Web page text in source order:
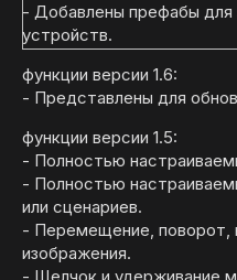
- Добавлены префабы для
устройств.
функции версии 1.6:
- Представлены для
функции версии 1.5:
- Полностью
- Полностью
или сценариев.
- Перемещение, поворот,
изображения.